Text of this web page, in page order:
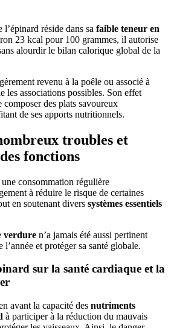
l’épinard réside dans sa faible teneur en
23 kcal pour 100 grammes, il autorise
alourdir le bilan calorique global de la
revenu à la poêle ou associé à
les associations possibles. Son effet
composer des plats savoureux
de ses apports nutritionnels.
troubles et
fonctions
consommation régulière
à réduire le risque de certaines
en soutenant divers systèmes essentiels
verdure n’a jamais été aussi pertinent
et protéger sa santé globale.
sur la santé cardiaque et la
avant la capacité des nutriments
à participer à la réduction du mauvais